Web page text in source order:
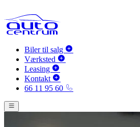
Biler til salg
Værksted
Leasing
Kontakt
66 11 95 60